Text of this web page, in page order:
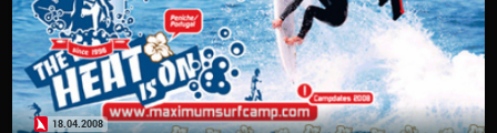
18.04.2008